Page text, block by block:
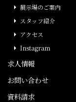
展示場のご案内
スタッフ紹介
アクセス
Instagram
求人情報
お問い合わせ
資料請求